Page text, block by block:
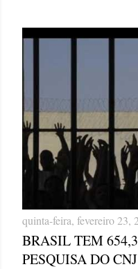
quinta-feira, fevereiro 23,
BRASIL TEM
PESQUISA DO